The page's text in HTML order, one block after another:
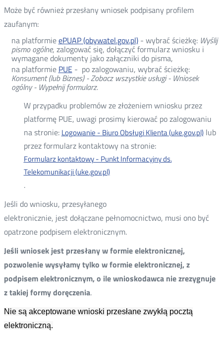
Może być również przesłany wniosek podpisany profilem
zaufanym:
na platformieePUAP (obywatel.gov.pl)- wybrać ścieżkę: Wyślij
pismo ogólne, zalogować się, dołączyć formularz wniosku i
wymagane dokumenty jako załączniki do pisma,
na platformie PUE - po zalogowaniu, wybrać ścieżkę:
Konsument (lub Biznes) - Zobacz wszystkie usługi - Wniosek
ogólny - Wypełnij formularz.
W przypadku problemów ze złożeniem wniosku przez
platformę PUE, uwagi prosimy kierować po zalogowaniu
na stronie: Logowanie - Biuro Obsługi Klienta (uke.gov.pl)lub
przez formularz kontaktowy na stronie:
Formularz kontaktowy - Punkt Informacyjny ds.
Telekomunikacji (uke.gov.pl)
.
Jeśli do wniosku, przesyłanego
elektronicznie, jest dołączane pełnomocnictwo, musi ono być
opatrzone podpisem elektronicznym.
Jeśli wniosek jest przesłany w formie elektronicznej,
pozwolenie wysyłamy tylko w formie elektronicznej, z
podpisem elektronicznym, o ile wnioskodawca nie zrezygnuje
z takiej formy doręczenia.
Nie są akceptowane wnioski przesłane zwykłą pocztą
elektroniczną.